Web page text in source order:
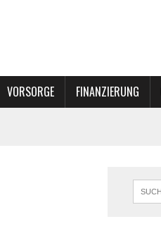
VORSORGE FINANZIERUNG